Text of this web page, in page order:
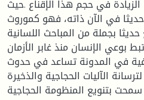
الزيادة في حجم هذا الإقناع .حيث
في الآن ذاته، فهو كموروث
بجملة من المباحث اللسانية
بوعي الإنسان منذ غابر الأزمان .
في المدونة تساعد في حدوث
الآليات الحجاجية والذخيرة